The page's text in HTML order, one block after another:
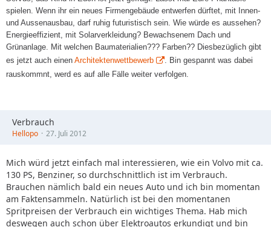
spielen. Wenn ihr ein neues Firmengebäude entwerfen dürftet, mit Innen-
und Aussenausbau, darf ruhig futuristisch sein. Wie würde es aussehen?
Energieeffizient, mit Solarverkleidung? Bewachsenem Dach und
Grünanlage. Mit welchen Baumaterialien??? Farben?? Diesbezüglich gibt
es jetzt auch einen Architektenwettbewerb . Bin gespannt was dabei
rauskommnt, werd es auf alle Fälle weiter verfolgen.
Verbrauch
Hellopo 27. Juli 2012
Mich würd jetzt einfach mal interessieren, wie ein Volvo mit ca.
130 PS, Benziner, so durchschnittlich ist im Verbrauch.
Brauchen nämlich bald ein neues Auto und ich bin momentan
am Faktensammeln. Natürlich ist bei den momentanen
Spritpreisen der Verbrauch ein wichtiges Thema. Hab mich
deswegen auch schon über Elektroautos erkundigt und bin